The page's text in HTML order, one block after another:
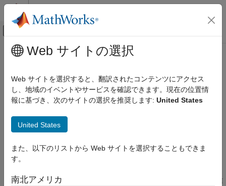
コンテンツへスキップ
オフキャンバス ナビゲーション メ
ドキュメンテーションのホーム
プログラミング
バックグラウンド処理と並列処理
send
項目一覧
説明
入力引数
メインコンテンツ
send
データをDataQueueまたはPollableDataQueue に送信
構文
send(q,data)
説明
send( q, data)は、値
に送信
Web サイトの選択
Web サイトを選択すると、翻訳されたコンテンツにアクセス
し、地域のイベントやサービスを確認できます。現在の位置情
報に基づき、次のサイトの選択を推奨します: United States
United States
また、以下のリストから Web サイトを選択することもできま
す。
南北アメリカ